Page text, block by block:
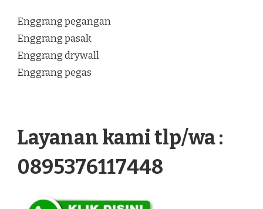
Enggrang pegangan
Enggrang pasak
Enggrang drywall
Enggrang pegas
Layanan kami tlp/wa :
0895376117448